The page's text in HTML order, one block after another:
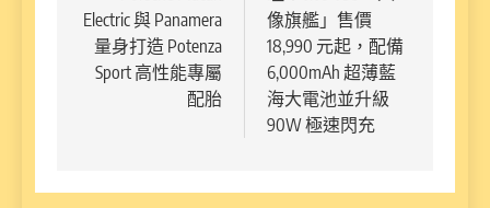
導
覽
Electric 與 Panamera
量身打造 Potenza
Sport 高性能專屬
配胎
像旗艦」售價
18,990 元起，配備
6,000mAh 超薄藍
海大電池並升級
90W 極速閃充